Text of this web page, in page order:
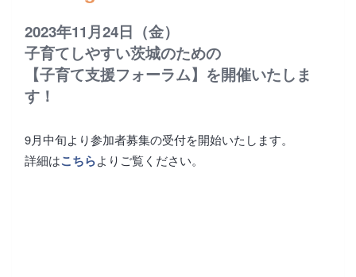
2023年11月24日（金）
子育てしやすい茨城のための
【子育て支援フォーラム】を開催いたしま
す！
9月中旬より参加者募集の受付を開始いたします。
詳細はこちらよりご覧ください。